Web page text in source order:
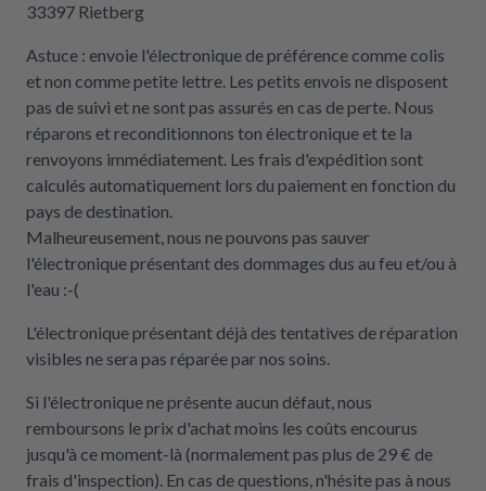
33397 Rietberg
Astuce : envoie l'électronique de préférence comme colis
et non comme petite lettre. Les petits envois ne disposent
pas de suivi et ne sont pas assurés en cas de perte. Nous
réparons et reconditionnons ton électronique et te la
renvoyons immédiatement. Les frais d'expédition sont
calculés automatiquement lors du paiement en fonction du
pays de destination.
Malheureusement, nous ne pouvons pas sauver
l'électronique présentant des dommages dus au feu et/ou à
l'eau :-(
L'électronique présentant déjà des tentatives de réparation
visibles ne sera pas réparée par nos soins.
Si l'électronique ne présente aucun défaut, nous
remboursons le prix d'achat moins les coûts encourus
jusqu'à ce moment-là (normalement pas plus de 29 € de
frais d'inspection). En cas de questions, n'hésite pas à nous